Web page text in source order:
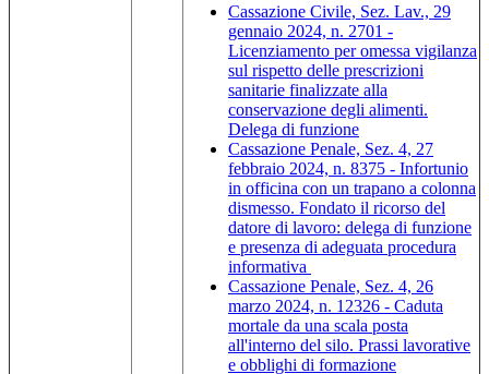
Cassazione Civile, Sez. Lav., 29
gennaio 2024, n. 2701 -
Licenziamento per omessa vigilanza
sul rispetto delle prescrizioni
sanitarie finalizzate alla
conservazione degli alimenti.
Delega di funzione
Cassazione Penale, Sez. 4, 27
febbraio 2024, n. 8375 - Infortunio
in officina con un trapano a colonna
dismesso. Fondato il ricorso del
datore di lavoro: delega di funzione
e presenza di adeguata procedura
informativa
Cassazione Penale, Sez. 4, 26
marzo 2024, n. 12326 - Caduta
mortale da una scala posta
all'interno del silo. Prassi lavorative
e obblighi di formazione